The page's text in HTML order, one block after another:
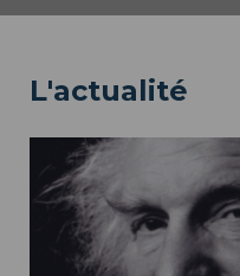
L'actualité